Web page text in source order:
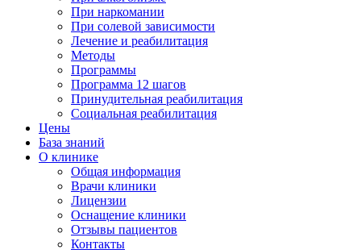
При наркомании
При солевой зависимости
Лечение и реабилитация
Методы
Программы
Программа 12 шагов
Принудительная реабилитация
Социальная реабилитация
Цены
База знаний
О клинике
Общая информация
Врачи клиники
Лицензии
Оснащение клиники
Отзывы пациентов
Контакты